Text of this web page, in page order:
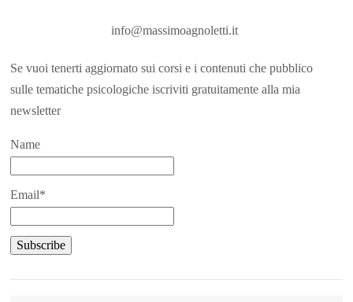
info@massimoagnoletti.it
Se vuoi tenerti aggiornato sui corsi e i contenuti che pubblico
sulle tematiche psicologiche iscriviti gratuitamente alla mia
newsletter
Name
Email*